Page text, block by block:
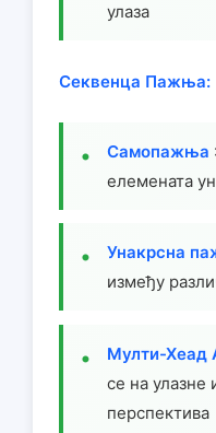
улаза
Секвенца Пажња:
Самопажња
елемената
Унакрсна
између
Мулти-Хеад
се на улазне
перспектива